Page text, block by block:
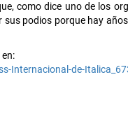
como dice uno de los
podios porque hay
en:
Internacional-de-